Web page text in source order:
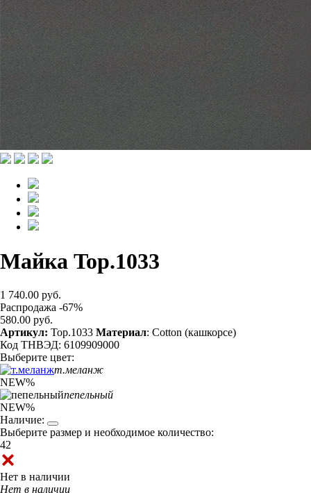
Майка Top.1033
1 740.00 руб.
Распродажа -67%
580.00 руб.
Артикул: Top.1033 Материал: Cotton (кашкорсе)
Код ТНВЭД: 6109909000
Выберите цвет:
т.меланж
NEW%
пепельный
NEW%
Наличие:
Выберите размер и необходимое количество:
42
Нет в наличии
Нет в наличии